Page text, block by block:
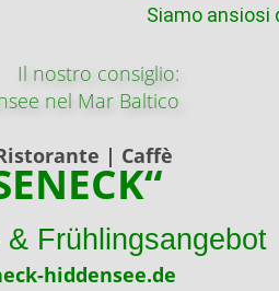
Siamo ansiosi
Il nostro consiglio:
nel Mar Baltico
| Caffè
Frühlingsangebot
hiddensee.de